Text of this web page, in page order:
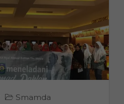
Smamda